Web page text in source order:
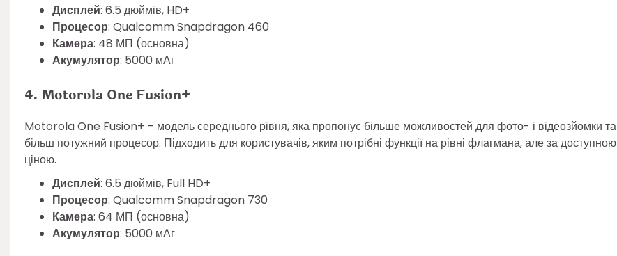
Дисплей: 6.5 дюймів, HD+
Процесор: Qualcomm Snapdragon 460
Камера: 48 МП (основна)
Акумулятор: 5000 мАг
4. Motorola One Fusion+
Motorola One Fusion+ – модель середнього рівня, яка пропонує більше можливостей для фото- і відеозйомки та
більш потужний процесор. Підходить для користувачів, яким потрібні функції на рівні флагмана, але за доступною
ціною.
Дисплей: 6.5 дюймів, Full HD+
Процесор: Qualcomm Snapdragon 730
Камера: 64 МП (основна)
Акумулятор: 5000 мАг